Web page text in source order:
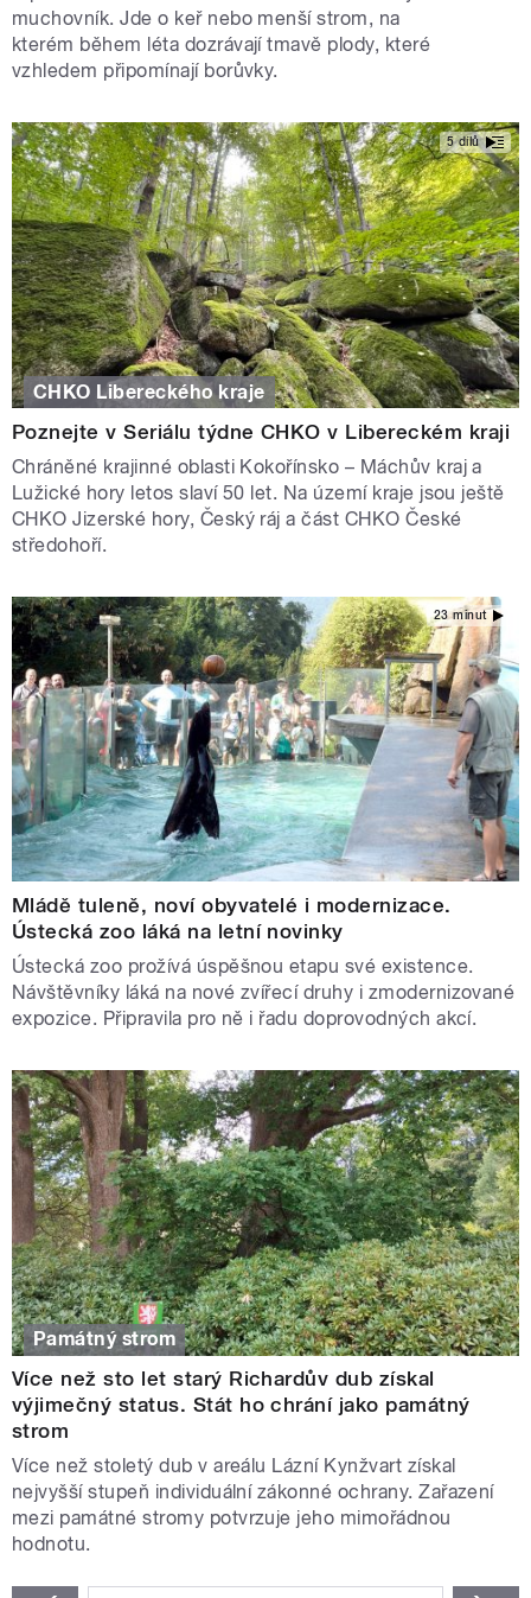
muchovník. Jde o keř nebo menší strom, na
kterém během léta dozrávají tmavě plody, které
vzhledem připomínají borůvky.
5 dílů
CHKO Libereckého kraje
Poznejte v Seriálu týdne CHKO v Libereckém kraji
Chráněné krajinné oblasti Kokořínsko – Máchův kraj a
Lužické hory letos slaví 50 let. Na území kraje jsou ještě
CHKO Jizerské hory, Český ráj a část CHKO České
středohoří.
23 minut
Mládě tuleně, noví obyvatelé i modernizace.
Ústecká zoo láká na letní novinky
Ústecká zoo prožívá úspěšnou etapu své existence.
Návštěvníky láká na nové zvířecí druhy i zmodernizované
expozice. Připravila pro ně i řadu doprovodných akcí.
Památný strom
Více než sto let starý Richardův dub získal
výjimečný status. Stát ho chrání jako památný
strom
Více než stoletý dub v areálu Lázní Kynžvart získal
nejvyšší stupeň individuální zákonné ochrany. Zařazení
mezi památné stromy potvrzuje jeho mimořádnou
hodnotu.